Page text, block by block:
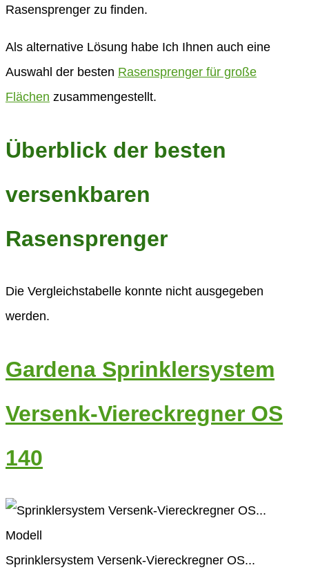
Rasensprenger zu finden.
Als alternative Lösung habe Ich Ihnen auch eine
Auswahl der besten Rasensprenger für große
Flächen zusammengestellt.
Überblick der besten
versenkbaren
Rasensprenger
Die Vergleichstabelle konnte nicht ausgegeben
werden.
Gardena Sprinklersystem
Versenk-Viereckregner OS
140
Modell
Sprinklersystem Versenk-Viereckregner OS...